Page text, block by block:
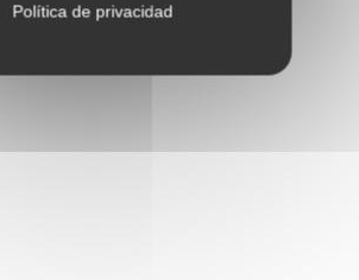
Política de privacidad